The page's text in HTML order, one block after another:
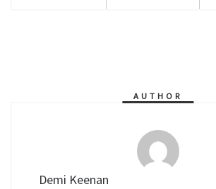
AUTHOR
Demi Keenan